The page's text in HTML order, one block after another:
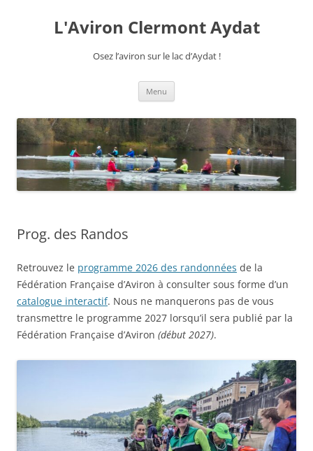
L'Aviron Clermont Aydat
Osez l’aviron sur le lac d’Aydat !
Menu
Prog. des Randos
Retrouvez le programme 2026 des randonnées de la
Fédération Française d’Aviron à consulter sous forme d’un
catalogue interactif. Nous ne manquerons pas de vous
transmettre le programme 2027 lorsqu’il sera publié par la
Fédération Française d’Aviron (début 2027).